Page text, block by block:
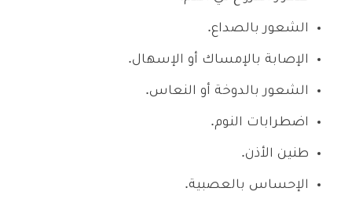
الشعور بالصداع.
الإصابة بالإمساك أو الإسهال.
الشعور بالدوخة أو النعاس.
اضطرابات النوم.
طنين الأذن.
الإحساس بالعصبية.